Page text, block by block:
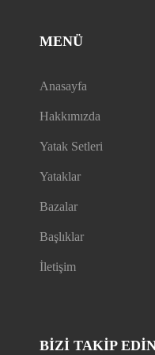
MENÜ
Anasayfa
Hakkımızda
Yatak Setleri
Yataklar
Bazalar
Başlıklar
İletişim
BIZI TAKIP